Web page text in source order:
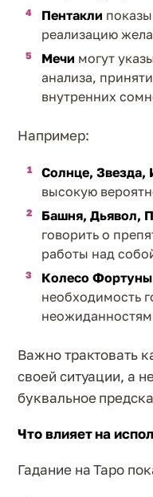
Пентакли
реализацию
Мечи могут
анализа,
внутренних
Например:
Солнце, Звезда,
высокую
Башня, Дьявол,
говорить о
работы над
Колесо Фортуны
необходимость
Важно трактовать
своей ситуации, а
буквальное
Что влияет на
Гадание на Таро